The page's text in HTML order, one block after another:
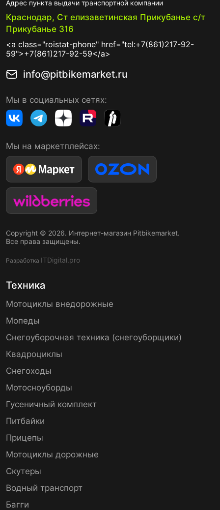
Адрес пункта выдачи транспортной компании
Краснодар, Ст елизаветинская Прикубанье с/т
Прикубанье 316
<a class="roistat-phone" href="tel:+7(861)217-92-
59">+7(861)217-92-59</a>
info@pitbikemarket.ru
Мы в социальных сетях:
Мы на маркетплейсах:
Copyright © 2026. Интернет-магазин Pitbikemarket.
Все права защищены.
Разработка ITDigital.pro
Техника
Мотоциклы внедорожные
Мопеды
Снегоуборочная техника (снегоуборщики)
Квадроциклы
Снегоходы
Мотосноуборды
Гусеничный комплект
Питбайки
Прицепы
Мотоциклы дорожные
Скутеры
Водный транспорт
Багги